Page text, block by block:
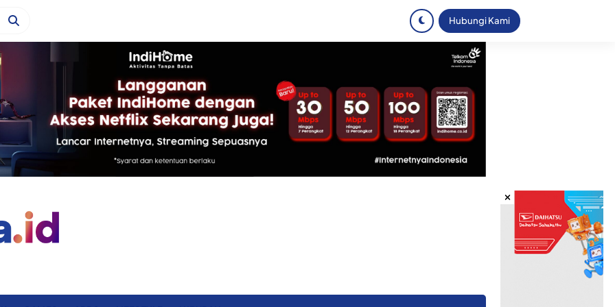
Hubungi Kami